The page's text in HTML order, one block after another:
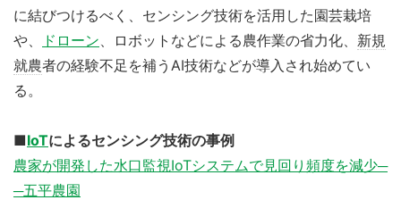
に結びつけるべく、センシング技術を活用した園芸栽培
や、
ドローン 、ロボットなどによる農作業の省力化、 新規
就農者の経験不足を補うAI技術などが導入され始めてい
る。
■IoTによるセンシング技術の事例
農家が開発した水口監視IoTシステムで見回り頻度を減少─
─五平農園